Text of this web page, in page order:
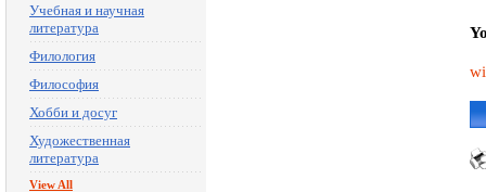
Учебная и научная
литература
Филология
Философия
Хобби и досуг
Художественная
литература
View All